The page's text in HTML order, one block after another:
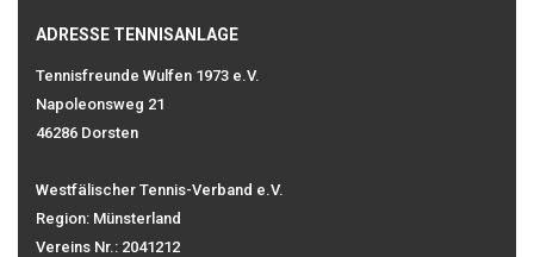
ADRESSE TENNISANLAGE
Tennisfreunde Wulfen 1973 e.V.
Napoleonsweg 21
46286 Dorsten
Westfälischer Tennis-Verband e.V.
Region: Münsterland
Vereins Nr.: 2041212